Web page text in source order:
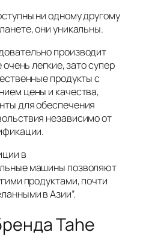
ни одному другому
они уникальны.
производит
легкие, зато супер
продукты с
цены и качества,
для обеспечения
независимо от
в
машины позволяют
продуктами, почти
в Азии”.
Tahe